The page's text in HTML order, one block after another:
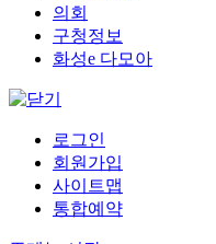
의회
구청정보
화성e 다모아
로그인
회원가입
사이트맵
통합예약